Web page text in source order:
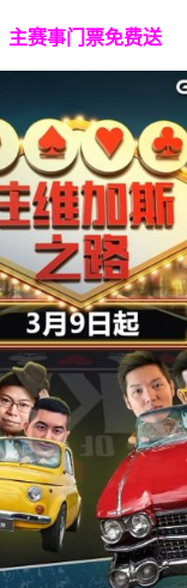
主赛事门票免费送